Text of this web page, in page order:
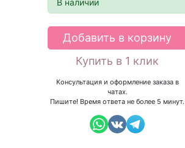
В наличии
Добавить в корзину
Купить в 1 клик
Консультация и оформление заказа в
чатах.
Пишите! Время ответа не более 5 минут.